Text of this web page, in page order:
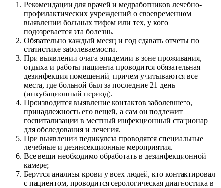
Рекомендации для врачей и медработников лечебно-
профилактических учреждений о своевременном
выявлении больных тифом или тех, у кого
подозревается эта болезнь.
Обязательно каждый месяц и год сдавать отчеты по
статистике заболеваемости.
При выявлении очага эпидемии в зоне проживания,
отдыха и работы пациента проводится обязательная
дезинфекция помещений, причем учитываются все
места, где больной был за последние 21 день
(инкубационный период).
Производится выявление контактов заболевшего,
принадлежность его вещей, а сам он подлежит
госпитализации в местный инфекционный стационар
для обследования и лечения.
При выявлении педикулеза проводятся специальные
лечебные и дезинсекционные мероприятия.
Все вещи необходимо обработать в дезинфекционной
камере;
Берутся анализы крови у всех людей, кто контактировал
с пациентом, проводится серологическая диагностика в